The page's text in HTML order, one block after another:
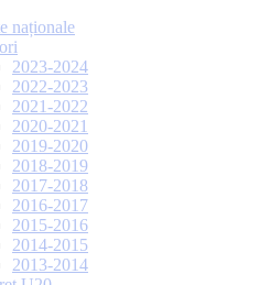
naționale
2023-2024
2022-2023
2021-2022
2020-2021
2019-2020
2018-2019
2017-2018
2016-2017
2015-2016
2014-2015
2013-2014